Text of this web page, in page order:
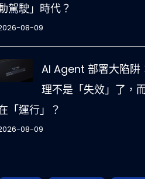
駕駛」時代？
08-09
AI Agent 部署大陷阱
理不是「失效」了，
「運行」？
08-09